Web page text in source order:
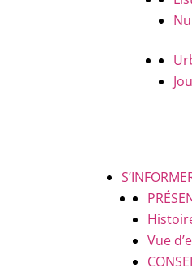
Vue